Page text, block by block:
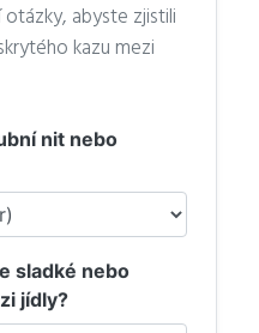
abyste zjistili
kazu mezi
nit nebo
sladké nebo
jídly?